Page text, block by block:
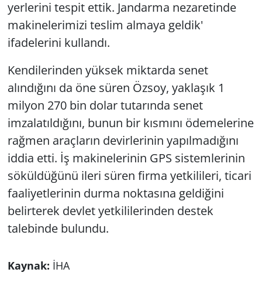
yerlerini tespit ettik. Jandarma nezaretinde
makinelerimizi teslim almaya geldik'
ifadelerini kullandı.
Kendilerinden yüksek miktarda senet
alındığını da öne süren Özsoy, yaklaşık 1
milyon 270 bin dolar tutarında senet
imzalatıldığını, bunun bir kısmını ödemelerine
rağmen araçların devirlerinin yapılmadığını
iddia etti. İş makinelerinin GPS sistemlerinin
söküldüğünü ileri süren firma yetkilileri, ticari
faaliyetlerinin durma noktasına geldiğini
belirterek devlet yetkililerinden destek
talebinde bulundu.
Kaynak: İHA